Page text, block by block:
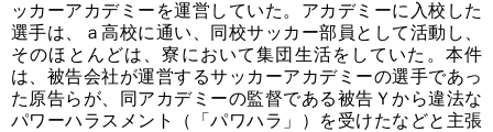
ッカーアカデミーを運営していた。アカデミーに入校した
選手は、ａ高校に通い、同校サッカー部員として活動し、
そのほとんどは、寮において集団生活をしていた。本件
は、被告会社が運営するサッカーアカデミーの選手であっ
た原告らが、同アカデミーの監督である被告Ｙから違法な
パワーハラスメント（「パワハラ」）を受けたなどと主張